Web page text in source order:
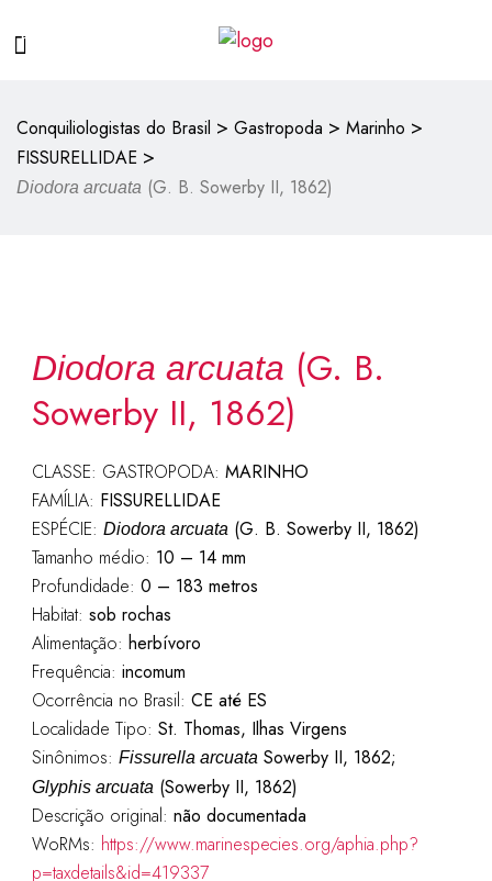
Conquiliologistas do Brasil > Gastropoda > Marinho >
FISSURELLIDAE >
Diodora arcuata (G. B. Sowerby II, 1862)
Diodora arcuata (G. B.
Sowerby II, 1862)
CLASSE: GASTROPODA: MARINHO
FAMÍLIA: FISSURELLIDAE
ESPÉCIE: Diodora arcuata(G. B. Sowerby II, 1862)
Tamanho médio: 10 – 14 mm
Profundidade: 0 – 183 metros
Habitat: sob rochas
Alimentação: herbívoro
Frequência: incomum
Ocorrência no Brasil: CE até ES
Localidade Tipo: St. Thomas, Ilhas Virgens
Sinônimos: Fissurella arcuataSowerby II, 1862;
Glyphis arcuata(Sowerby II, 1862)
Descrição original: não documentada
WoRMs: https://www.marinespecies.org/aphia.php?
p=taxdetails&id=419337